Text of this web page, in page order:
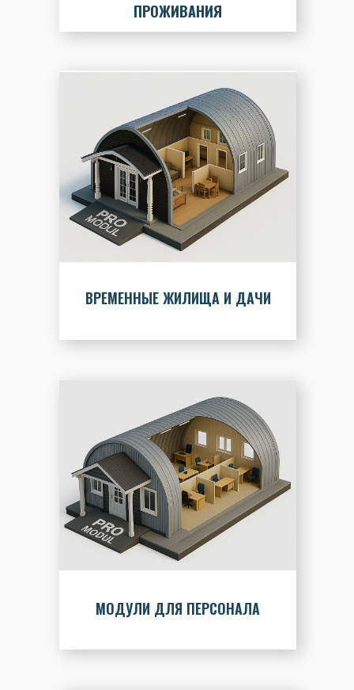
ВРЕМЕННЫЕ ЖИЛИЩА И ДАЧИ
ПРОЖИВАНИЯ
МОДУЛИ ДЛЯ ПЕРСОНАЛА